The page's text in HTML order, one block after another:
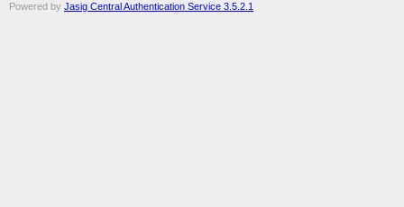
Powered by Jasig Central Authentication Service 3.5.2.1